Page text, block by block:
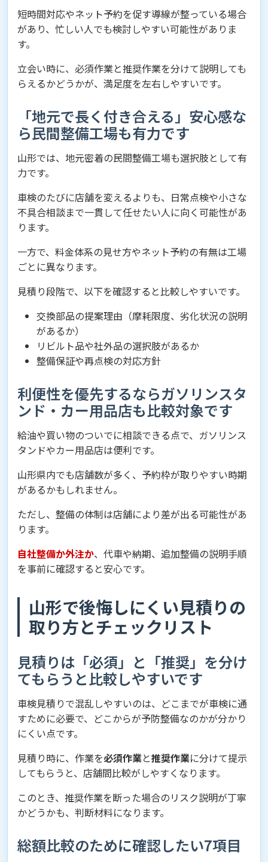
短時間対応やネット予約を促す導線が整っている場合
があり、忙しい人でも検討しやすい可能性がありま
す。
立会い時に、必須作業と推奨作業を分けて説明しても
らえるかどうかが、満足度を左右しやすいです。
「地元で長く付き合える」安心感な
ら民間整備工場も有力です
山形では、地元密着の民間整備工場も選択肢として有
力です。
車検のたびに店舗を変えるよりも、日常点検や小さな
不具合相談まで一貫して任せたい人に向く可能性があ
ります。
一方で、料金体系の見せ方やネット予約の有無は工場
ごとに異なります。
見積り段階で、以下を確認すると比較しやすいです。
交換部品の提案理由（摩耗限度、劣化状況の説明
があるか）
リビルト品や社外品の選択肢があるか
整備保証や再点検の対応方針
利便性を優先するならガソリンスタ
ンド・カー用品店も比較対象です
給油や買い物のついでに相談できる点で、ガソリンス
タンドやカー用品店は便利です。
山形県内でも店舗数が多く、予約枠が取りやすい時期
があるかもしれません。
ただし、整備の体制は店舗により差が出る可能性があ
ります。
自社整備か外注か、代車や納期、追加整備の説明手順
を事前に確認すると安心です。
山形で後悔しにくい見積りの
取り方とチェックリスト
見積りは「必須」と「推奨」を分け
てもらうと比較しやすいです
車検見積りで混乱しやすいのは、どこまでが車検に通
すために必要で、どこからが予防整備なのかが分かり
にくい点です。
見積り時に、作業を必須作業と推奨作業に分けて提示
してもらうと、店舗間比較がしやすくなります。
このとき、推奨作業を断った場合のリスク説明が丁寧
かどうかも、判断材料になります。
総額比較のために確認したい7項目